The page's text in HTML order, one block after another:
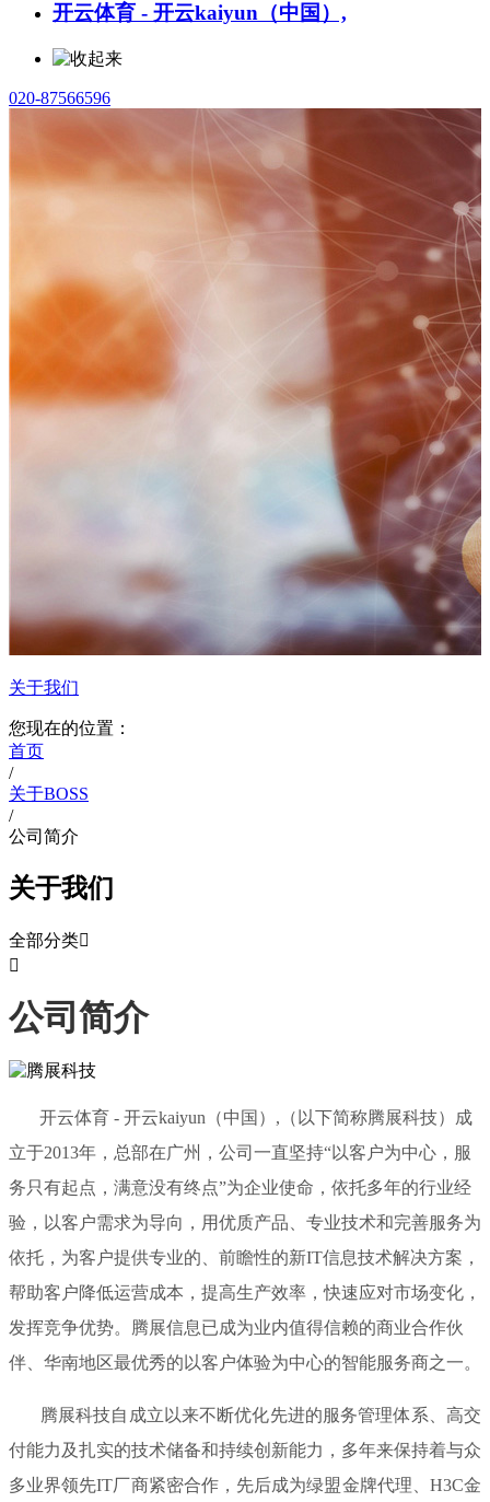
开云体育 - 开云kaiyun（中国）,
020-87566596
关于我们
您现在的位置：
首页
/
关于BOSS
/
公司简介
关于我们
全部分类

公司简介
开云体育 - 开云kaiyun（中国）,（以下简称腾展科技）成
立于2013年，总部在广州，公司一直坚持“以客户为中心，服
务只有起点，满意没有终点”为企业使命，依托多年的行业经
验，以客户需求为导向，用优质产品、专业技术和完善服务为
依托，为客户提供专业的、前瞻性的新IT信息技术解决方案，
帮助客户降低运营成本，提高生产效率，快速应对市场变化，
发挥竞争优势。腾展信息已成为业内值得信赖的商业合作伙
伴、华南地区最优秀的以客户体验为中心的智能服务商之一。
腾展科技自成立以来不断优化先进的服务管理体系、高交
付能力及扎实的技术储备和持续创新能力，多年来保持着与众
多业界领先IT厂商紧密合作，先后成为绿盟金牌代理、H3C金